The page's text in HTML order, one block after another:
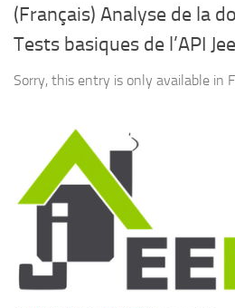
(Français) Analyse de la
Tests basiques de l’API
Sorry, this entry is only available in